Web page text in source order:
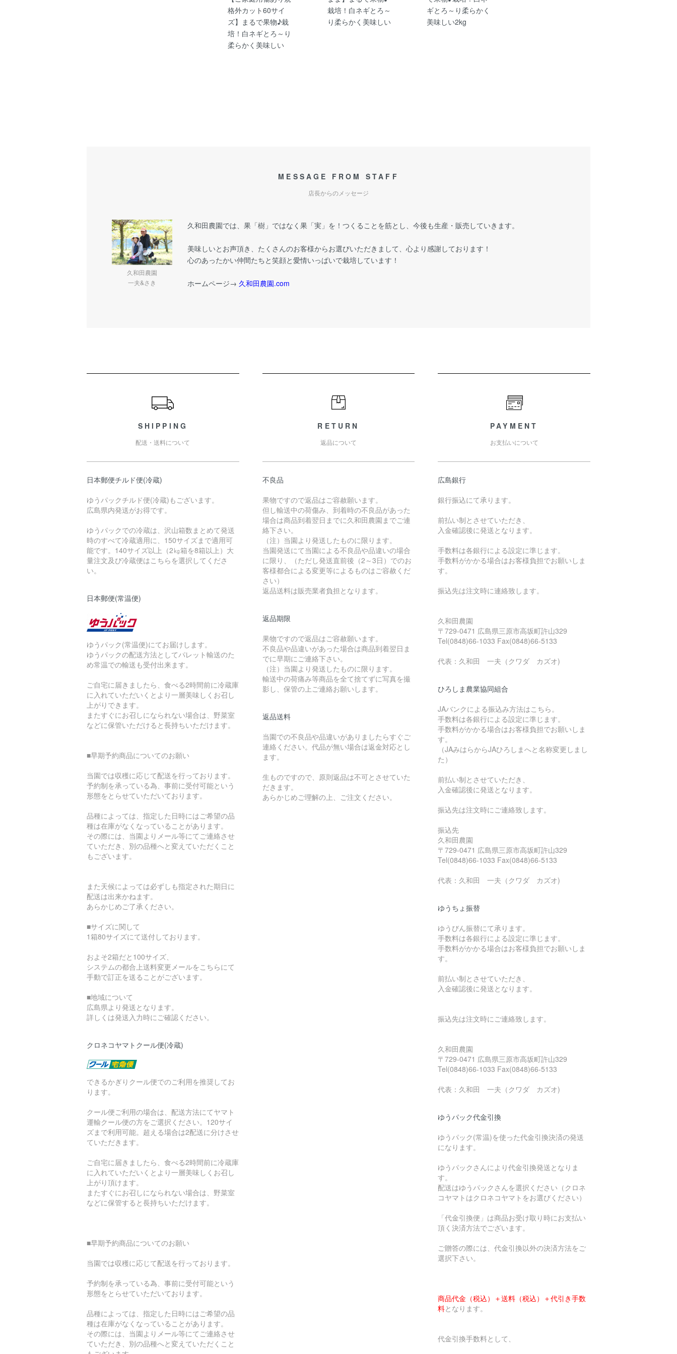
格外カット60サイ
ズ】まるで果物♪栽
培！白ネギとろ～り
柔らかく美味しい
栽培！白ネギとろ～
り柔らかく美味しい
ギとろ～り柔らかく
美味しい2kg
MESSAGE FROM STAFF
店長からのメッセージ
久和田農園
一夫&さき
久和田農園では、果「樹」ではなく果「実」を！つくることを筋とし、今後も生産・販売していきます。
美味しいとお声頂き、たくさんのお客様からお選びいただきまして、心より感謝しております！
心のあったかい仲間たちと笑顔と愛情いっぱいで栽培しています！
ホームページ→ 久和田農園.com
SHIPPING
配送・送料について
日本郵便チルド便(冷蔵)
ゆうパックチルド便(冷蔵)もございます。
広島県内発送がお得です。
ゆうパックでの冷蔵は、沢山箱数まとめて発送
時のすべて冷蔵適用に、150サイズまで適用可
能です。140サイズ以上（2㎏箱を8箱以上）大
量注文及び冷蔵便はこちらを選択してくださ
い。
日本郵便(常温便)
ゆうパック(常温便)にてお届けします。
ゆうパックの配送方法としてパレット輸送のた
め常温での輸送も受付出来ます。
ご自宅に届きましたら、食べる2時間前に冷蔵庫
に入れていただいくとより一層美味しくお召し
上がりできます。
またすぐにお召しになられない場合は、野菜室
などに保管いただけると長持ちいただけます。
■早期予約商品についてのお願い
当園では収穫に応じて配送を行っております。
予約制を承っている為、事前に受付可能という
形態をとらせていただいております。
品種によっては、指定した日時にはご希望の品
種は在庫がなくなっていることがあります。
その際には、当園よりメール等にてご連絡させ
ていただき、別の品種へと変えていただくこと
もございます。
また天候によっては必ずしも指定された期日に
配送は出来かねます。
あらかじめご了承ください。
■サイズに関して
1箱80サイズにて送付しております。
およそ2箱だと100サイズ、
システムの都合上送料変更メールをこちらにて
手動で訂正を送ることがございます。
■地域について
広島県より発送となります。
詳しくは発送入力時にご確認ください。
クロネコヤマトクール便(冷蔵)
できるかぎりクール便でのご利用を推奨してお
ります。
クール便ご利用の場合は、配送方法にてヤマト
運輸クール便の方をご選択ください。120サイ
ズまで利用可能。超える場合は2配送に分けさせ
ていただきます。
ご自宅に届きましたら、食べる2時間前に冷蔵庫
に入れていただいくとより一層美味しくお召し
上がり頂けます。
またすぐにお召しになられない場合は、野菜室
などに保管すると長持ちいただけます。
■早期予約商品についてのお願い
当園では収穫に応じて配送を行っております。
予約制を承っている為、事前に受付可能という
形態をとらせていただいております。
品種によっては、指定した日時にはご希望の品
種は在庫がなくなっていることがあります。
その際には、当園よりメール等にてご連絡させ
ていただき、別の品種へと変えていただくこと
RETURN
返品について
不良品
果物ですので返品はご容赦願います。
但し輸送中の荷傷み、到着時の不良品があった
場合は商品到着翌日までに久和田農園までご連
絡下さい。
（注）当園より発送したものに限ります。
当園発送にて当園による不良品や品違いの場合
に限り、（ただし発送直前後（2～3日）でのお
客様都合による変更等によるものはご容赦くだ
さい）
返品送料は販売業者負担となります。
返品期限
果物ですので返品はご容赦願います。
不良品や品違いがあった場合は商品到着翌日ま
でに早期にご連絡下さい。
（注）当園より発送したものに限ります。
輸送中の荷痛み等商品を全て捨てずに写真を撮
影し、保管の上ご連絡お願いします。
返品送料
当園での不良品や品違いがありましたらすぐご
連絡ください。代品が無い場合は返金対応とし
ます。
生ものですので、原則返品は不可とさせていた
だきます。
あらかじめご理解の上、ご注文ください。
PAYMENT
お支払いについて
広島銀行
銀行振込にて承ります。
前払い制とさせていただき、
入金確認後に発送となります。
手数料は各銀行による設定に準じます。
手数料がかかる場合はお客様負担でお願いしま
す。
振込先は注文時に連絡致します。
久和田農園
〒729-0471 広島県三原市高坂町許山329
Tel(0848)66-1033 Fax(0848)66-5133
代表：久和田 一夫（クワダ カズオ)
ひろしま農業協同組合
JAバンクによる振込み方法はこちら。
手数料は各銀行による設定に準じます。
手数料がかかる場合はお客様負担でお願いしま
す。
（JAみはらからJAひろしまへと名称変更しまし
た）
前払い制とさせていただき、
入金確認後に発送となります。
振込先は注文時にご連絡致します。
振込先
久和田農園
〒729-0471 広島県三原市高坂町許山329
Tel(0848)66-1033 Fax(0848)66-5133
代表：久和田 一夫（クワダ カズオ)
ゆうちょ振替
ゆうびん振替にて承ります。
手数料は各銀行による設定に準じます。
手数料がかかる場合はお客様負担でお願いしま
す。
前払い制とさせていただき、
入金確認後に発送となります。
振込先は注文時にご連絡致します。
久和田農園
〒729-0471 広島県三原市高坂町許山329
Tel(0848)66-1033 Fax(0848)66-5133
代表：久和田 一夫（クワダ カズオ)
ゆうパック代金引換
ゆうパック(常温)を使った代金引換決済の発送
になります。
ゆうパックさんにより代金引換発送となりま
す。
配送はゆうパックさんを選択ください（クロネ
コヤマトはクロネコヤマトをお選びください）
「代金引換便」は商品お受け取り時にお支払い
頂く決済方法でございます。
ご贈答の際には、代金引換以外の決済方法をご
選択下さい。
商品代金（税込）＋送料（税込）＋代引き手数
料となります。
代金引換手数料として、